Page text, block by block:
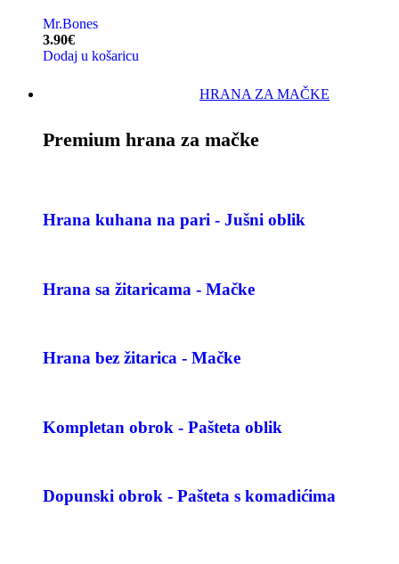
Mr.Bones
3.90€
Dodaj u košaricu
HRANA ZA MAČKE
Premium hrana za mačke
Hrana kuhana na pari - Jušni oblik
Hrana sa žitaricama - Mačke
Hrana bez žitarica - Mačke
Kompletan obrok - Pašteta oblik
Dopunski obrok - Pašteta s komadićima